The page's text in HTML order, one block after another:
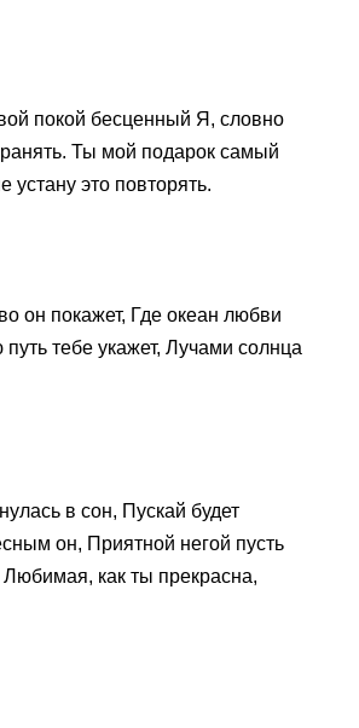
покой бесценный Я, словно
Ты мой подарок самый
устану это повторять.
он покажет, Где океан любви
путь тебе укажет, Лучами солнца
в сон, Пускай будет
он, Приятной негой пусть
как ты прекрасна,